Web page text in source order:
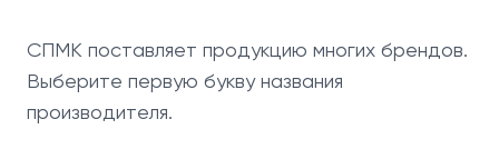
СПМК поставляет продукцию многих брендов.
Выберите первую букву названия
производителя.